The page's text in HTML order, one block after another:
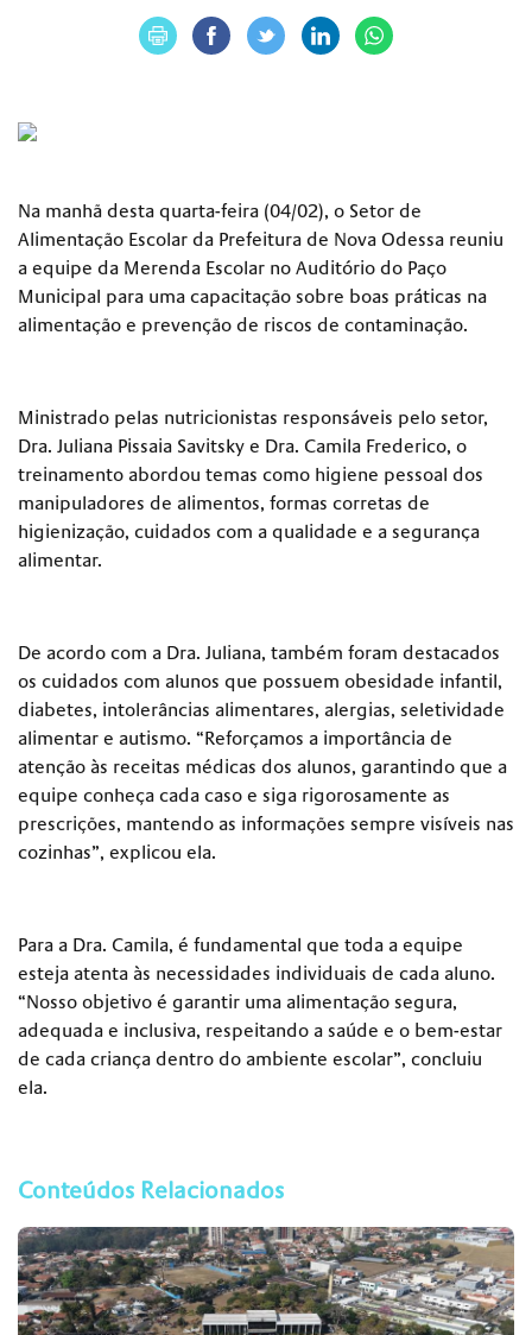
Na manhã desta quarta-feira (04/02), o Setor de
Alimentação Escolar da Prefeitura de Nova Odessa reuniu
a equipe da Merenda Escolar no Auditório do Paço
Municipal para uma capacitação sobre boas práticas na
alimentação e prevenção de riscos de contaminação.
Ministrado pelas nutricionistas responsáveis pelo setor,
Dra. Juliana Pissaia Savitsky e Dra. Camila Frederico, o
treinamento abordou temas como higiene pessoal dos
manipuladores de alimentos, formas corretas de
higienização, cuidados com a qualidade e a segurança
alimentar.
De acordo com a Dra. Juliana, também foram destacados
os cuidados com alunos que possuem obesidade infantil,
diabetes, intolerâncias alimentares, alergias, seletividade
alimentar e autismo. “Reforçamos a importância de
atenção às receitas médicas dos alunos, garantindo que a
equipe conheça cada caso e siga rigorosamente as
prescrições, mantendo as informações sempre visíveis nas
cozinhas”, explicou ela.
Para a Dra. Camila, é fundamental que toda a equipe
esteja atenta às necessidades individuais de cada aluno.
“Nosso objetivo é garantir uma alimentação segura,
adequada e inclusiva, respeitando a saúde e o bem-estar
de cada criança dentro do ambiente escolar”, concluiu
ela.
Conteúdos Relacionados